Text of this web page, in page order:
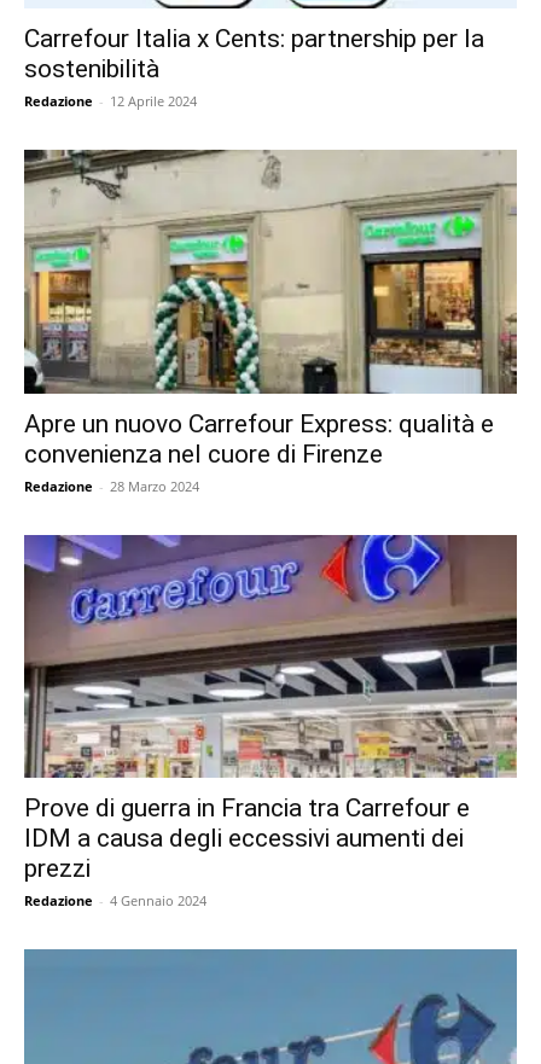
Carrefour Italia x Cents: partnership per la
sostenibilità
Redazione - 12 Aprile 2024
Apre un nuovo Carrefour Express: qualità e
convenienza nel cuore di Firenze
Redazione - 28 Marzo 2024
Prove di guerra in Francia tra Carrefour e
IDM a causa degli eccessivi aumenti dei
prezzi
Redazione - 4 Gennaio 2024